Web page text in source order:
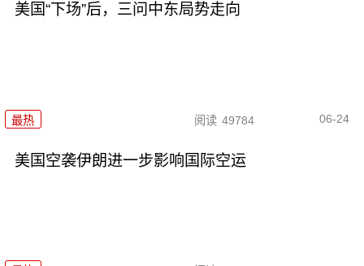
美国“下场”后，三问中东局势走向
最热 阅读 49784 06-24
美国空袭伊朗进一步影响国际空运